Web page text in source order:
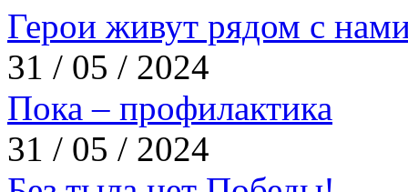
Герои живут рядом с
31 / 05 / 2024
Пока – профилактика
31 / 05 / 2024